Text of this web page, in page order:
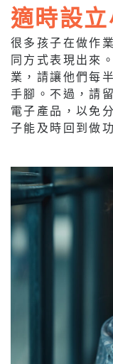
適時設
很多孩子在做作
同方式表現出來
業，請讓他們每
手腳。不過，請
電子產品，以免
子能及時回到做